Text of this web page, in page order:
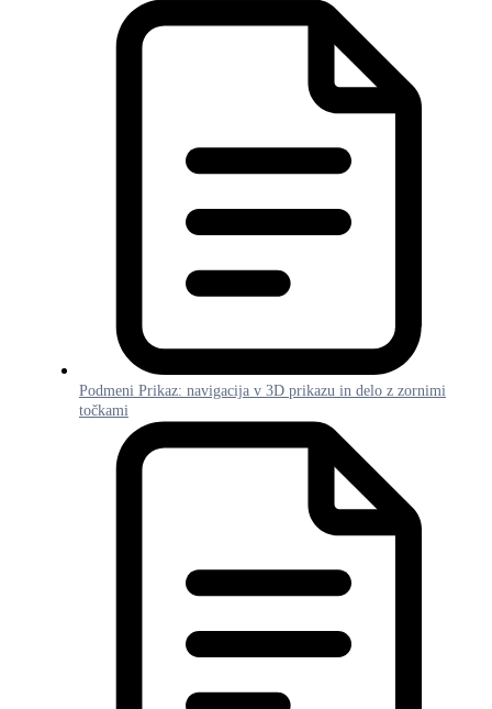
Podmeni Prikaz: navigacija v 3D prikazu in delo z zornimi
točkami